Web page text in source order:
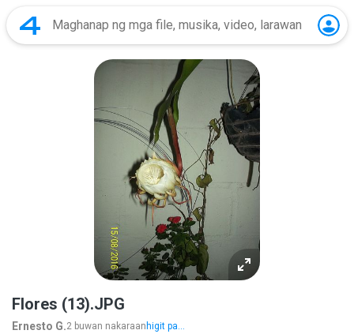
Flores (13).JPG
Ernesto G.2 buwan nakaraan higit pa...